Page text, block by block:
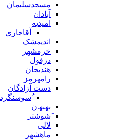
مسجدسلیمان
آبادان
امیدیه
آقاجاری
اندیمشک
خرمشهر
دزفول
هندیجان
رامهرمز
دست آزادگان
ُسوسنگرد
بهبهان
َشوشتر
لالی
ماهشهر